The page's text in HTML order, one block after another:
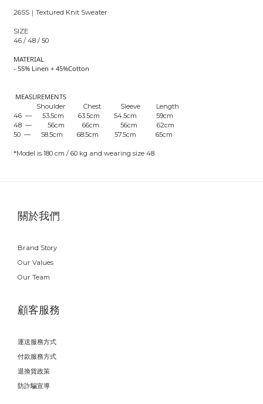
26SS｜Textured Knit Sweater
SIZE
46 / 48 / 50
MATERIAL
- 55% Linen + 45%Cotton
MEASUREMENTS
Shoulder Chest Sleeve Length
46 — 53.5cm 63.5cm 54.5cm 59cm
48 — 56cm 66cm 56cm 62cm
50 — 58.5cm 68.5cm 57.5cm 65cm
*Model is 180 cm / 60 kg and wearing size 48.
關於我們
Brand Story
Our Values
Our Team
顧客服務
運送服務方式
付款服務方式
退換貨政策
防詐騙宣導